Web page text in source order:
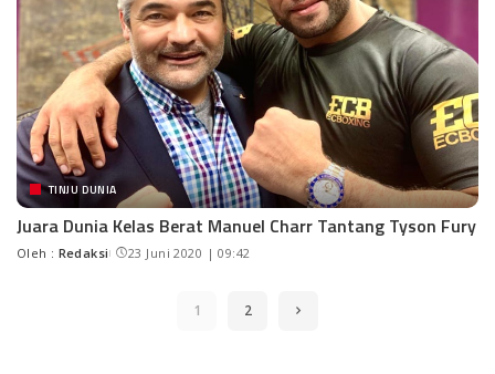
TINJU DUNIA
Juara Dunia Kelas Berat Manuel Charr Tantang Tyson Fury
Oleh : Redaksi 23 Juni 2020 | 09:42
1 2